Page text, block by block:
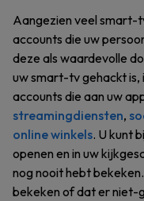
Aangezien veel smart-
accounts die uw
deze als waardevolle
uw smart-tv gehackt
accounts die aan uw
streamingdiensten,
online winkels. U kunt
openen en in uw
nog nooit hebt
bekeken of dat er niet-